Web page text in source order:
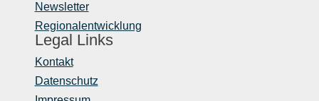
Newsletter
Regionalentwicklung
Legal Links
Kontakt
Datenschutz